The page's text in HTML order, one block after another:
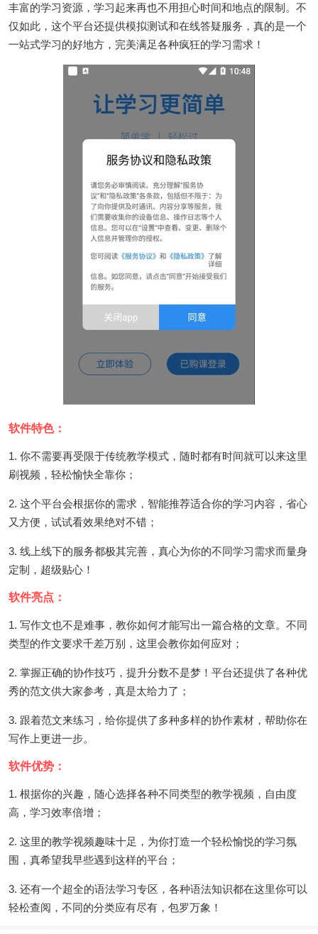
丰富的学习资源，学习起来再也不用担心时间和地点的限制。不
仅如此，这个平台还提供模拟测试和在线答疑服务，真的是一个
一站式学习的好地方，完美满足各种疯狂的学习需求！
软件特色：
1. 你不需要再受限于传统教学模式，随时都有时间就可以来这里
刷视频，轻松愉快全靠你；
2. 这个平台会根据你的需求，智能推荐适合你的学习内容，省心
又方便，试试看效果绝对不错；
3. 线上线下的服务都极其完善，真心为你的不同学习需求而量身
定制，超级贴心！
软件亮点：
1. 写作文也不是难事，教你如何才能写出一篇合格的文章。不同
类型的作文要求千差万别，这里会教你如何应对；
2. 掌握正确的协作技巧，提升分数不是梦！平台还提供了各种优
秀的范文供大家参考，真是太给力了；
3. 跟着范文来练习，给你提供了多种多样的协作素材，帮助你在
写作上更进一步。
软件优势：
1. 根据你的兴趣，随心选择各种不同类型的教学视频，自由度
高，学习效率倍增；
2. 这里的教学视频趣味十足，为你打造一个轻松愉悦的学习氛
围，真希望我早些遇到这样的平台；
3. 还有一个超全的语法学习专区，各种语法知识都在这里你可以
轻松查阅，不同的分类应有尽有，包罗万象！